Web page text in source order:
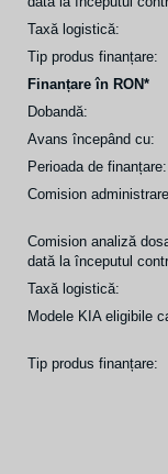
Taxă logistică:
Tip produs finanțare:
Finanțare în RON*
Dobandă:
Avans începând cu:
Perioada de finanțare:
Comision
Comision analiză
dată la începutul
Taxă logistică:
Modele KIA eligibile
Tip produs finanțare: